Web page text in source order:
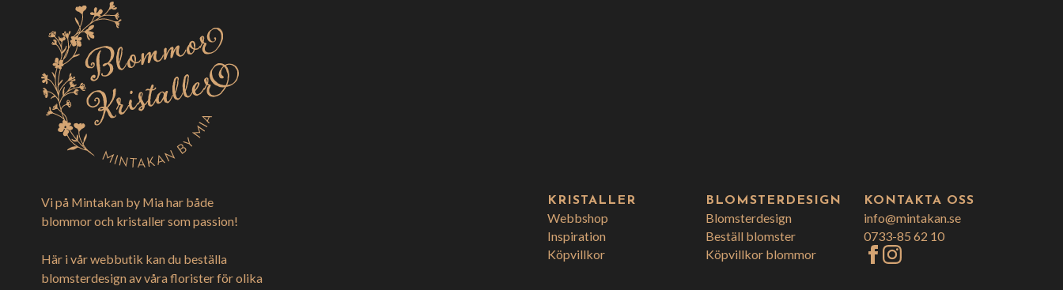
Vi på Mintakan by Mia har både
blommor och kristaller som passion!
Här i vår webbutik kan du beställa
blomsterdesign av våra florister för olika
KRISTALLER
Webbshop
Inspiration
Köpvillkor
BLOMSTERDESIGN
Blomsterdesign
Beställ blomster
Köpvillkor blommor
KONTAKTA OSS
info@mintakan.se
0733-85 62 10